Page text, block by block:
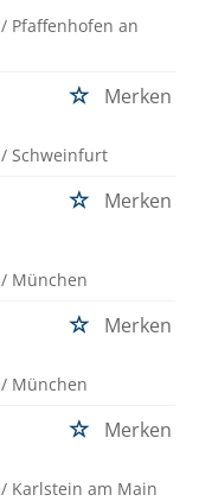
/ Pfaffenhofen an
Merken
/ Schweinfurt
Merken
/ München
Merken
/ München
Merken
/ Karlstein am Main